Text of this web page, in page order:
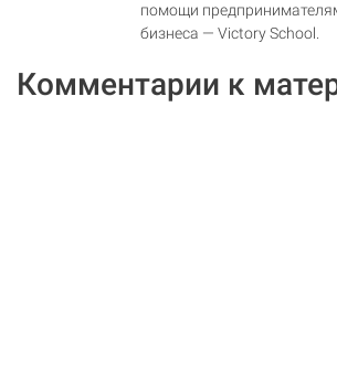
помощи
бизнеса — Victory School.
Комментарии к